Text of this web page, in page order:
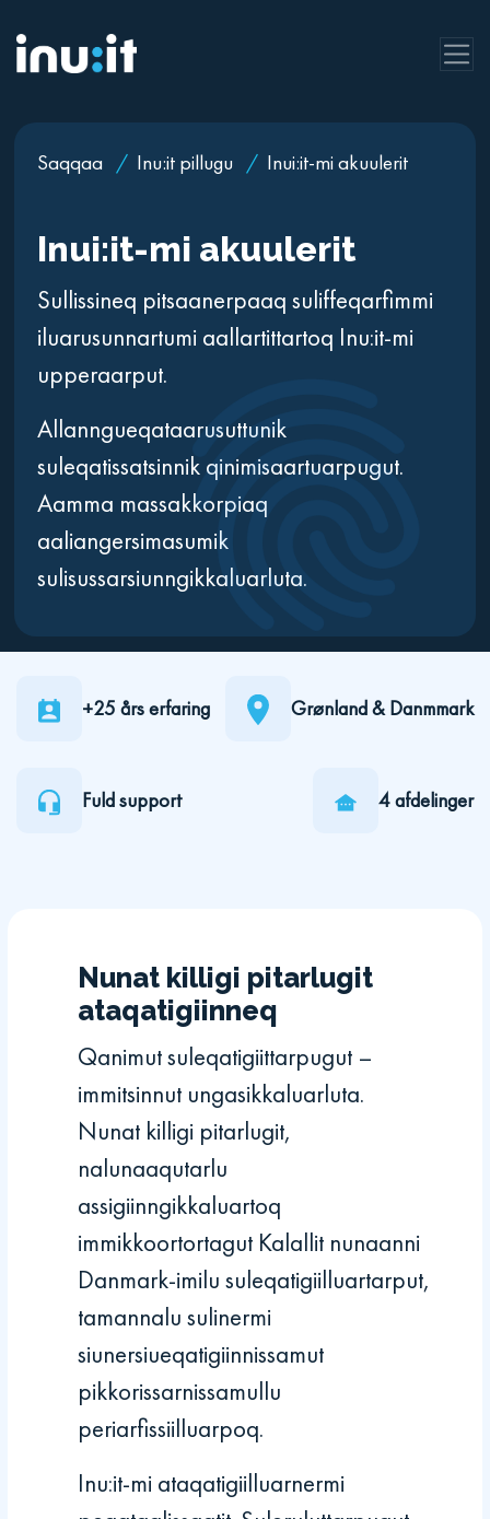
Saqqaa / Inu:it pillugu / Inui:it-mi akuulerit
Inui:it-mi akuulerit
Sullissineq pitsaanerpaaq suliffeqarfimmi
iluarusunnartumi aallartittartoq Inu:it-mi
upperaarput.
Allanngueqataarusuttunik
suleqatissatsinnik qinimisaartuarpugut.
Aamma massakkorpiaq
aaliangersimasumik
sulisussarsiunngikkaluarluta.
+25 års erfaring Grønland & Danmmark
Fuld support 4 afdelinger
Nunat killigi pitarlugit
ataqatigiinneq
Qanimut suleqatigiittarpugut –
immitsinnut ungasikkaluarluta.
Nunat killigi pitarlugit,
nalunaaqutarlu
assigiinngikkaluartoq
immikkoortortagut Kalallit nunaanni
Danmark-imilu suleqatigiilluartarput,
tamannalu sulinermi
siunersiueqatigiinnissamut
pikkorissarnissamullu
periarfissiilluarpoq.
Inu:it-mi ataqatigiilluarnermi